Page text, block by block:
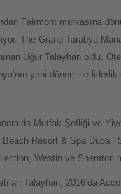
Fairmont markasına
The Grand Tarabya
Uğur Talayhan oldu.
yeni dönemine liderlik
Mutfak Şefliği ve
Resort & Spa Dubai,
Westin ve Sheraton
Talayhan, 2016’da